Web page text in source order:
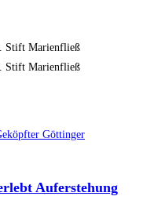
Stift Marienfließ
Stift Marienfließ
Auferstehung